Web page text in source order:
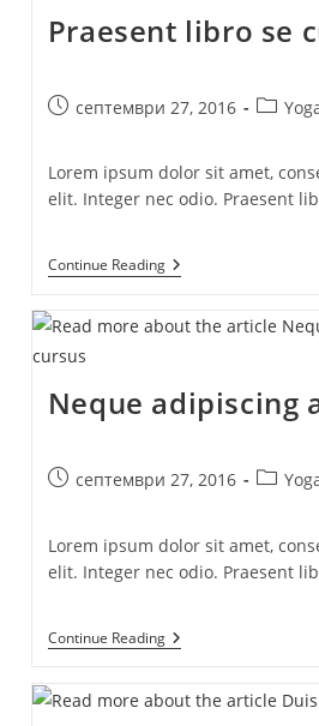
Praesent libro se
Postсептември 27, 2016
Post
Lorem ipsum dolor sit amet,
elit. Integer nec odio. Praesent
Continue ReadingPraesent
Libro
Cursus
Neque adipiscing
Postсептември 27, 2016
Post
Lorem ipsum dolor sit amet,
elit. Integer nec odio. Praesent
Continue ReadingNeque
Adipiscing
Cursus